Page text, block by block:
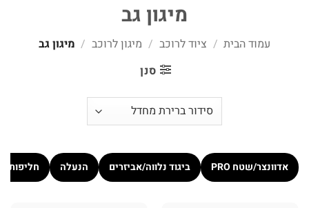
מיגון גב
עמוד הבית / ציוד לרוכב / מיגון לרוכב / מיגון גב
סנן
אדוונצר/שטח PRO ביגוד נלווה/אביזרים הנעלה חליפות